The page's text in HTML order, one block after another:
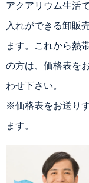
アクアリウム生活
入れができる卸販
ます。これから熱
の方は、価格表を
わせ下さい。
※価格表をお送り
ます。